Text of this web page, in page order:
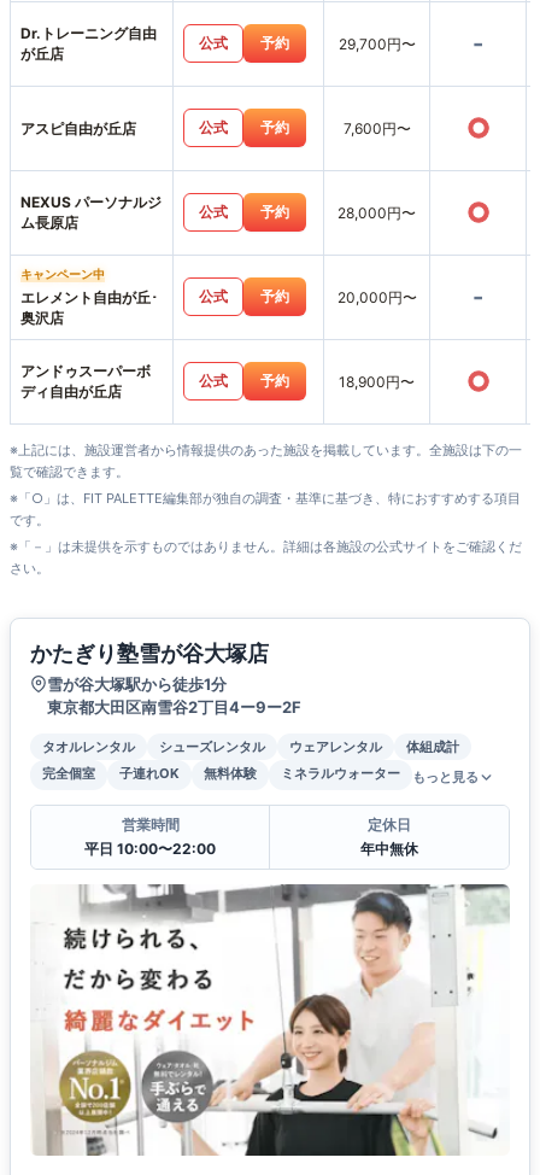
Dr.トレーニング自由
が丘店
公式 予約 29,700円〜 -
アスピ自由が丘店 公式 予約 7,600円〜 ○
NEXUS パーソナルジ
ム長原店
公式 予約 28,000円〜 ○
キャンペーン中
エレメント自由が丘･
奥沢店
公式 予約 20,000円〜 -
アンドゥスーパーボ
ディ自由が丘店
公式 予約 18,900円〜 ○
※上記には、施設運営者から情報提供のあった施設を掲載しています。全施設は下の一
覧で確認できます。
※「○」は、FIT PALETTE編集部が独自の調査・基準に基づき、特におすすめする項目
です。
※「－」は未提供を示すものではありません。詳細は各施設の公式サイトをご確認くだ
さい。
かたぎり塾雪が谷大塚店
雪が谷大塚駅から徒歩1分
東京都大田区南雪谷2丁目4ー9ー2F
タオルレンタル シューズレンタル ウェアレンタル
体組成計
完全個室
子連れOK 無料体験 ミネラルウォーター もっと見る
営業時間
平日 10:00〜22:00
定休日
年中無休